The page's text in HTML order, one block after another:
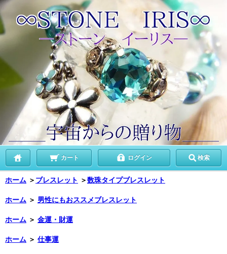
カート ログイン 検索
ホーム ＞ ブレスレット ＞数珠タイプブレスレット
ホーム ＞ 男性にもおススメブレスレット
ホーム ＞ 金運・財運
ホーム ＞ 仕事運